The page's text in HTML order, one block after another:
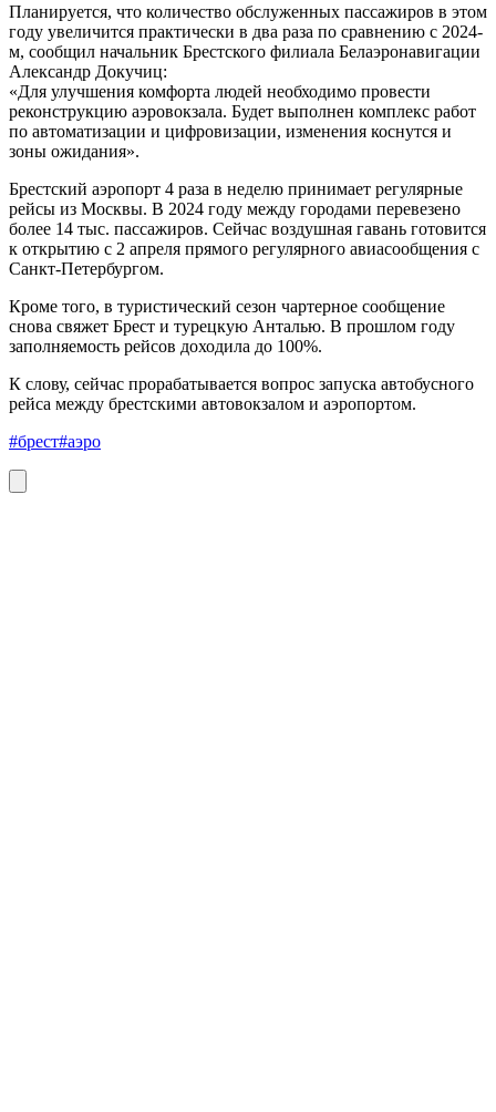
Планируется, что количество обслуженных пассажиров в этом
году увеличится практически в два раза по сравнению с 2024-
м, сообщил начальник Брестского филиала Белаэронавигации
Александр Докучиц:
«Для улучшения комфорта людей необходимо провести
реконструкцию аэровокзала. Будет выполнен комплекс работ
по автоматизации и цифровизации, изменения коснутся и
зоны ожидания».
Брестский аэропорт 4 раза в неделю принимает регулярные
рейсы из Москвы. В 2024 году между городами перевезено
более 14 тыс. пассажиров. Сейчас воздушная гавань готовится
к открытию с 2 апреля прямого регулярного авиасообщения с
Санкт-Петербургом.
Кроме того, в туристический сезон чартерное сообщение
снова свяжет Брест и турецкую Анталью. В прошлом году
заполняемость рейсов доходила до 100%.
К слову, сейчас прорабатывается вопрос запуска автобусного
рейса между брестскими автовокзалом и аэропортом.
#брест#аэро